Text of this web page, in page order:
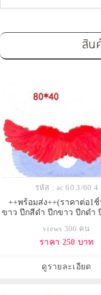
สิน
รหัส : ac 60.3/60.4
++พร้อมส่ง++(ราคาต่อ1
ขาว ปีกสีดำ ปีกขาว ปีกดำ
ปิศาจ
views 306 คน
ราคา 250 บาท
ดูรายละเอียด